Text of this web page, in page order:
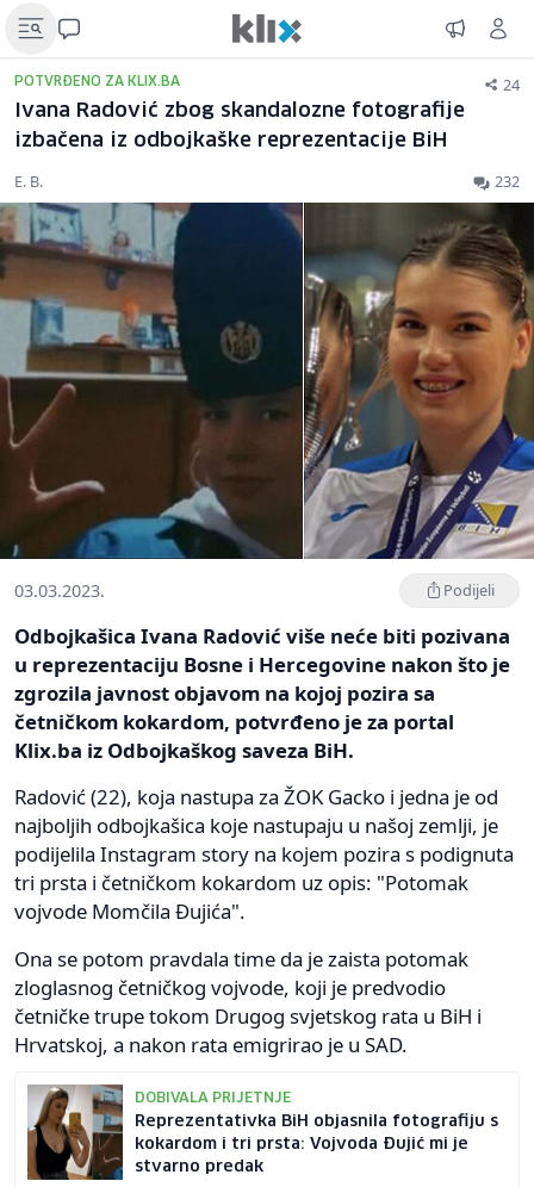
POTVRĐENO ZA KLIX.BA 24
Ivana Radović zbog skandalozne fotografije
izbačena iz odbojkaške reprezentacije BiH
E. B. 232
03.03.2023. Podijeli
Odbojkašica Ivana Radović više neće biti pozivana
u reprezentaciju Bosne i Hercegovine nakon što je
zgrozila javnost objavom na kojoj pozira sa
četničkom kokardom, potvrđeno je za portal
Klix.ba iz Odbojkaškog saveza BiH.
Radović (22), koja nastupa za ŽOK Gacko i jedna je od
najboljih odbojkašica koje nastupaju u našoj zemlji, je
podijelila Instagram story na kojem pozira s podignuta
tri prsta i četničkom kokardom uz opis: "Potomak
vojvode Momčila Đujića".
Ona se potom pravdala time da je zaista potomak
zloglasnog četničkog vojvode, koji je predvodio
četničke trupe tokom Drugog svjetskog rata u BiH i
Hrvatskoj, a nakon rata emigrirao je u SAD.
DOBIVALA PRIJETNJE
Reprezentativka BiH objasnila fotografiju s
kokardom i tri prsta: Vojvoda Đujić mi je
stvarno predak